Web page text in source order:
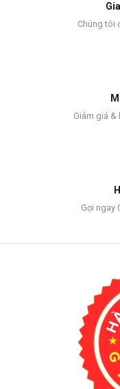
Chúng tôi
Giảm giá &
Gọi ngay